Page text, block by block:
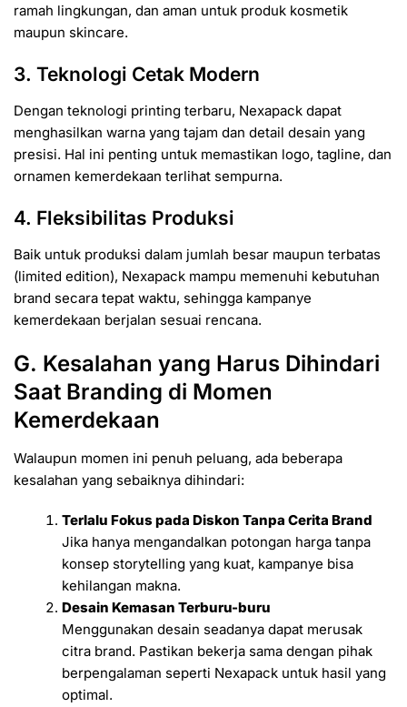
ramah lingkungan, dan aman untuk produk kosmetik
maupun skincare.
3. Teknologi Cetak Modern
Dengan teknologi printing terbaru, Nexapack dapat
menghasilkan warna yang tajam dan detail desain yang
presisi. Hal ini penting untuk memastikan logo, tagline, dan
ornamen kemerdekaan terlihat sempurna.
4. Fleksibilitas Produksi
Baik untuk produksi dalam jumlah besar maupun terbatas
(limited edition), Nexapack mampu memenuhi kebutuhan
brand secara tepat waktu, sehingga kampanye
kemerdekaan berjalan sesuai rencana.
G. Kesalahan yang Harus Dihindari
Saat Branding di Momen
Kemerdekaan
Walaupun momen ini penuh peluang, ada beberapa
kesalahan yang sebaiknya dihindari:
Terlalu Fokus pada Diskon Tanpa Cerita Brand
Jika hanya mengandalkan potongan harga tanpa
konsep storytelling yang kuat, kampanye bisa
kehilangan makna.
Desain Kemasan Terburu-buru
Menggunakan desain seadanya dapat merusak
citra brand. Pastikan bekerja sama dengan pihak
berpengalaman seperti Nexapack untuk hasil yang
optimal.